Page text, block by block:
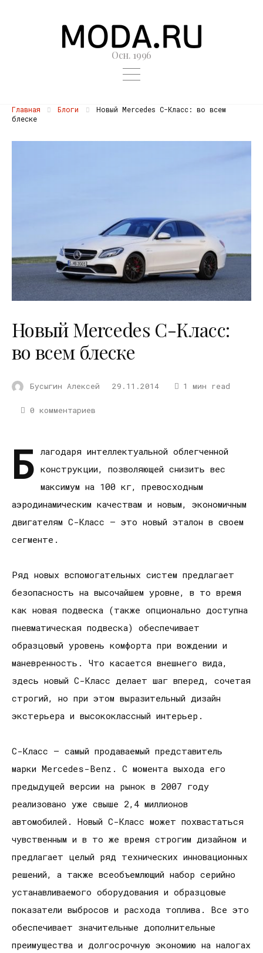
Осн. 1996
Главная Блоги
Новый Mercedes C-Класс: во всем
блеске
Новый Mercedes C-Класс:
во всем блеске
Бусыгин Алексей 29.11.2014 1 мин read
0 комментариев
Б лагодаря интеллектуальной облегченной
конструкции, позволяющей снизить вес
максимум на 100 кг, превосходным
аэродинамическим качествам и новым, экономичным
двигателям С-Класс – это новый эталон в своем
сегменте.
Ряд новых вспомогательных систем предлагает
безопасность на высочайшем уровне, в то время
как новая подвеска (также опционально доступна
пневматическая подвеска) обеспечивает
образцовый уровень комфорта при вождении и
маневренность. Что касается внешнего вида,
здесь новый C-Класс делает шаг вперед, сочетая
строгий, но при этом выразительный дизайн
экстерьера и высококлассный интерьер.
С-Класс – самый продаваемый представитель
марки Mercedes-Benz. С момента выхода его
предыдущей версии на рынок в 2007 году
реализовано уже свыше 2,4 миллионов
автомобилей. Новый C-Класс может похвастаться
чувственным и в то же время строгим дизайном и
предлагает целый ряд технических инновационных
решений, а также всеобъемлющий набор серийно
устанавливаемого оборудования и образцовые
показатели выбросов и расхода топлива. Все это
обеспечивает значительные дополнительные
преимущества и долгосрочную экономию на налогах